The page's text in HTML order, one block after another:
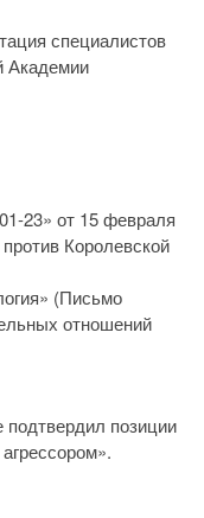
специалистов
Академии
23» от 15 февраля
Королевской
(Письмо
отношений
позиции